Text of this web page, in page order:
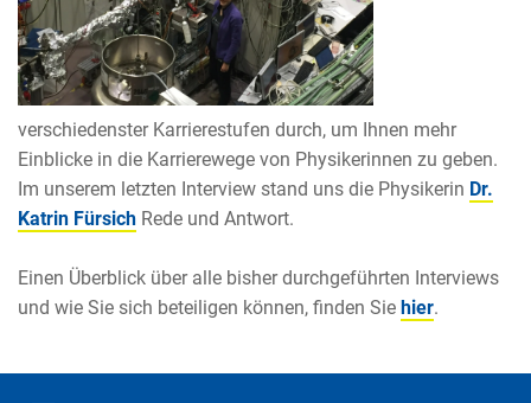
verschiedenster Karrierestufen durch, um Ihnen mehr
Einblicke in die Karrierewege von Physikerinnen zu geben.
Im unserem letzten Interview stand uns die Physikerin Dr.
Katrin Fürsich Rede und Antwort.
Einen Überblick über alle bisher durchgeführten Interviews
und wie Sie sich beteiligen können, finden Sie hier.